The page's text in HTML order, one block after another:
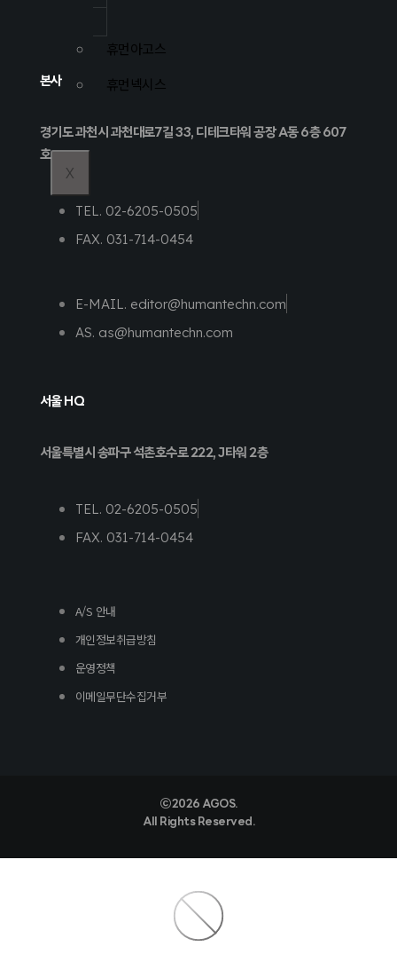
휴먼아고스
휴먼넥시스
X
본사
경기도 과천시 과천대로7길 33, 디테크타워 공장 A동 6층 607
호
TEL. 02-6205-0505
FAX. 031-714-0454
E-MAIL. editor@humantechn.com
AS. as@humantechn.com
서울 HQ
서울특별시 송파구 석촌호수로 222, J타워 2층
TEL. 02-6205-0505
FAX. 031-714-0454
A/S 안내
개인정보취급방침
운영정책
이메일무단수집거부
ⓒ 2026 AGOS.
All Rights Reserved.